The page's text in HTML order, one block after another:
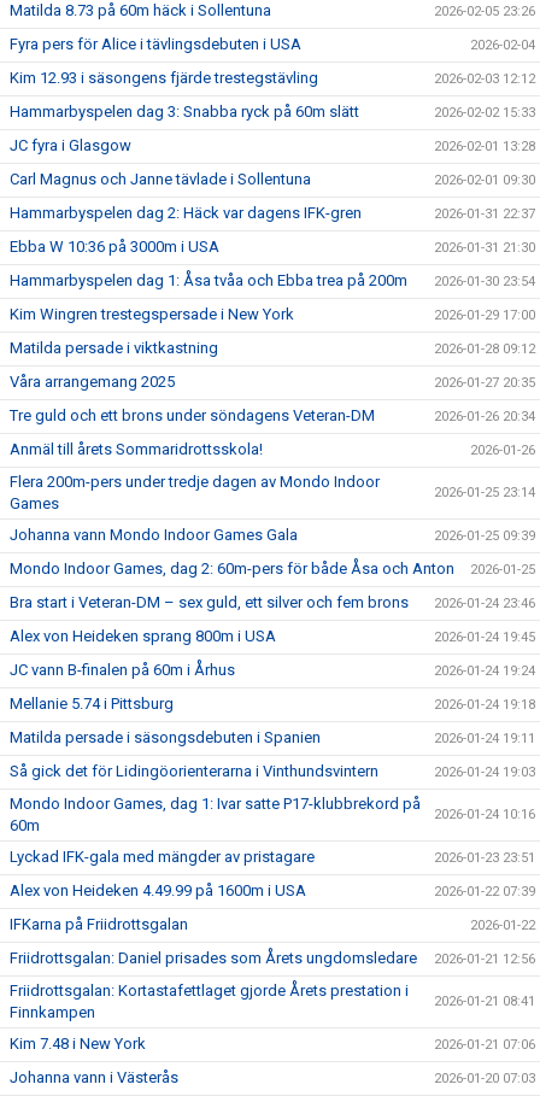
Matilda 8.73 på 60m häck i Sollentuna 2026-02-05 23:26
Fyra pers för Alice i tävlingsdebuten i USA 2026-02-04
Kim 12.93 i säsongens fjärde trestegstävling 2026-02-03 12:12
Hammarbyspelen dag 3: Snabba ryck på 60m slätt 2026-02-02 15:33
JC fyra i Glasgow 2026-02-01 13:28
Carl Magnus och Janne tävlade i Sollentuna 2026-02-01 09:30
Hammarbyspelen dag 2: Häck var dagens IFK-gren 2026-01-31 22:37
Ebba W 10:36 på 3000m i USA 2026-01-31 21:30
Hammarbyspelen dag 1: Åsa tvåa och Ebba trea på 200m 2026-01-30 23:54
Kim Wingren trestegspersade i New York 2026-01-29 17:00
Matilda persade i viktkastning 2026-01-28 09:12
Våra arrangemang 2025 2026-01-27 20:35
Tre guld och ett brons under söndagens Veteran-DM 2026-01-26 20:34
Anmäl till årets Sommaridrottsskola! 2026-01-26
Flera 200m-pers under tredje dagen av Mondo Indoor
Games
2026-01-25 23:14
Johanna vann Mondo Indoor Games Gala 2026-01-25 09:39
Mondo Indoor Games, dag 2: 60m-pers för både Åsa och Anton 2026-01-25
Bra start i Veteran-DM – sex guld, ett silver och fem brons 2026-01-24 23:46
Alex von Heideken sprang 800m i USA 2026-01-24 19:45
JC vann B-finalen på 60m i Århus 2026-01-24 19:24
Mellanie 5.74 i Pittsburg 2026-01-24 19:18
Matilda persade i säsongsdebuten i Spanien 2026-01-24 19:11
Så gick det för Lidingöorienterarna i Vinthundsvintern 2026-01-24 19:03
Mondo Indoor Games, dag 1: Ivar satte P17-klubbrekord på
60m
2026-01-24 10:16
Lyckad IFK-gala med mängder av pristagare 2026-01-23 23:51
Alex von Heideken 4.49.99 på 1600m i USA 2026-01-22 07:39
IFKarna på Friidrottsgalan 2026-01-22
Friidrottsgalan: Daniel prisades som Årets ungdomsledare 2026-01-21 12:56
Friidrottsgalan: Kortastafettlaget gjorde Årets prestation i
Finnkampen
2026-01-21 08:41
Kim 7.48 i New York 2026-01-21 07:06
Johanna vann i Västerås 2026-01-20 07:03